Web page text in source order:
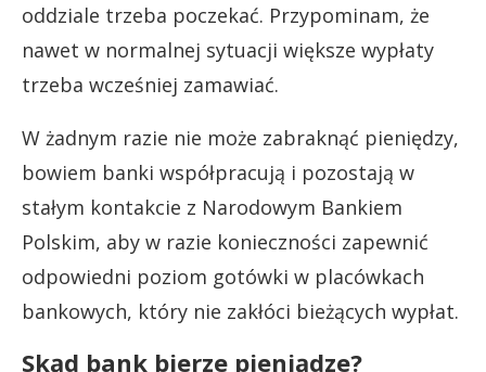
oddziale trzeba poczekać. Przypominam, że
nawet w normalnej sytuacji większe wypłaty
trzeba wcześniej zamawiać.
W żadnym razie nie może zabraknąć pieniędzy,
bowiem banki współpracują i pozostają w
stałym kontakcie z Narodowym Bankiem
Polskim, aby w razie konieczności zapewnić
odpowiedni poziom gotówki w placówkach
bankowych, który nie zakłóci bieżących wypłat.
Skąd bank bierze pieniądze?